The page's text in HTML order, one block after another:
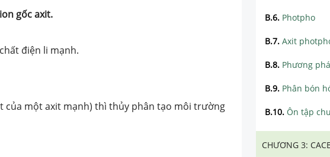
gốc axit.
điện li mạnh.
của một axit mạnh) thì thủy phân tạo môi trường
B.6. Photpho
B.7. Axit
B.8. Phương
B.9. Phân bón
B.10. Ôn tập
CHƯƠNG 3: